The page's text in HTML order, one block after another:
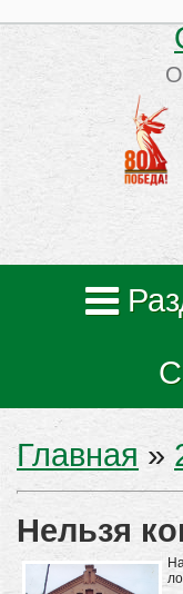
Главная »
Нельзя